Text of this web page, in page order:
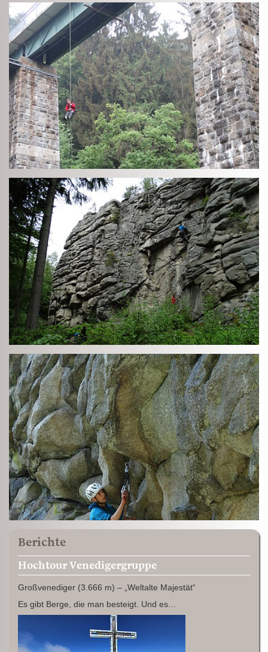
Berichte
Hochtour Venedigergruppe
Großvenediger (3.666 m) – „Weltalte Majestät“
Es gibt Berge, die man besteigt. Und es…